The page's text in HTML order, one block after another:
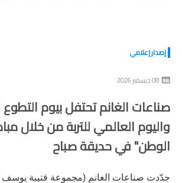
إصدار إعلامي
08 ديسمبر 2026
صناعات الغانم تحتفل بيوم
واليوم العالمي للتربة من خلال
الوطن" في حديقة صباح
جدّدت صناعات الغانم (مجموعة قتيبة يوسف